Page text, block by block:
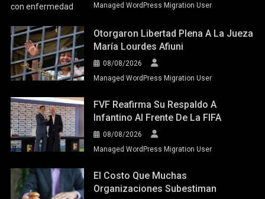
Managed WordPress Migration User
Otorgaron Libertad Plena A La Jueza
María Lourdes Afiuni
08/08/2026
Managed WordPress Migration User
FVF Reafirma Su Respaldo A
Infantino Al Frente De La FIFA
08/08/2026
Managed WordPress Migration User
El Costo Que Muchas
Organizaciones Subestiman